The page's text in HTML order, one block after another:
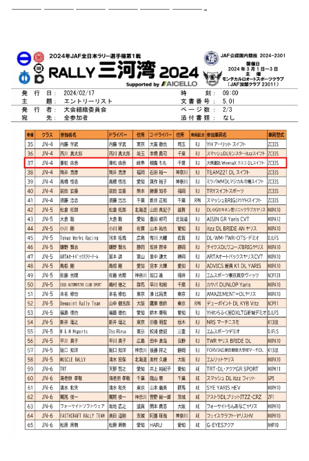
——————————————————-